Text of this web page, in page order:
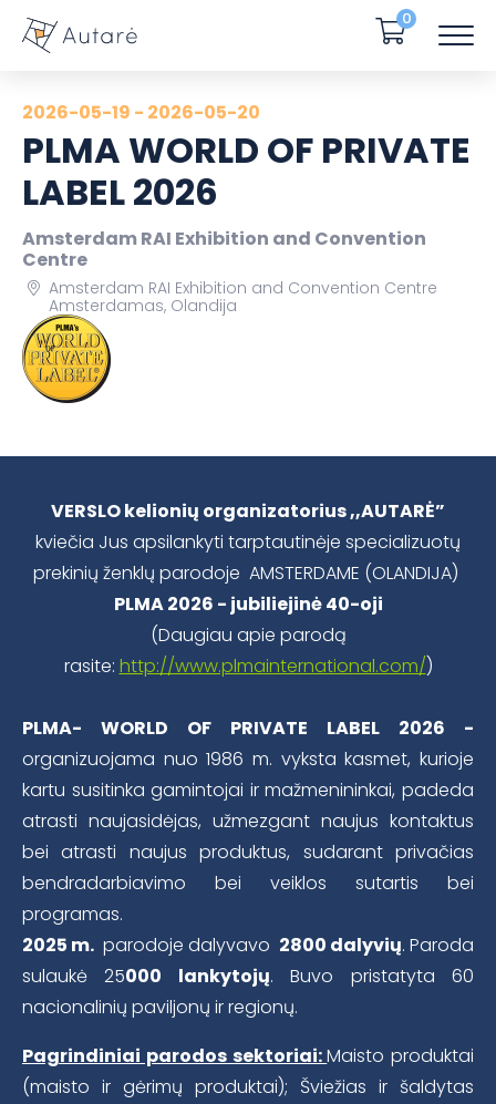
0
2026-05-19 - 2026-05-20
PLMA WORLD OF PRIVATE
LABEL 2026
Amsterdam RAI Exhibition and Convention
Centre
Amsterdam RAI Exhibition and Convention Centre
Amsterdamas, Olandija
VERSLO kelionių organizatorius ,,AUTARĖ”
kviečia Jus apsilankyti tarptautinėje specializuotų
prekinių ženklų parodoje AMSTERDAME (OLANDIJA)
PLMA 2026 - jubiliejinė 40-oji
(Daugiau apie parodą
rasite: http://www.plmainternational.com/)
PLMA- WORLD OF PRIVATE LABEL 2026 -
organizuojama nuo 1986 m. vyksta kasmet, kurioje
kartu susitinka gamintojai ir mažmenininkai, padeda
atrasti naujasidėjas, užmezgant naujus kontaktus
bei atrasti naujus produktus, sudarant privačias
bendradarbiavimo bei veiklos sutartis bei
programas.
2025 m. parodoje dalyvavo 2800 dalyvių. Paroda
sulaukė 25000 lankytojų. Buvo pristatyta 60
nacionalinių paviljonų ir regionų.
Pagrindiniai parodos sektoriai:Maisto produktai
(maisto ir gėrimų produktai); Šviežias ir šaldytas